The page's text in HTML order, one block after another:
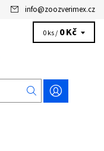
info@zoozverimex.cz
0 ks / 0 Kč